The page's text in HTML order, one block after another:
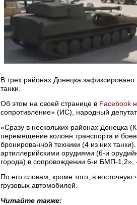
В трех районах Донецка
танки.
Об этом на своей странице в Facebook
сопротивление» (ИС), народный
«Сразу в нескольких районах Донецка
перемещение колонн транспорта и
бронированной техники (4 из них
артиллерийскими орудиями (6-и
города) в сопровождении 6-и БМП-
По его словам, кроме того, в
грузовых автомобилей.
Читайте также: